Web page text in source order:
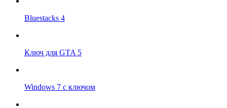
Bluestacks 4
Ключ для GTA 5
Windows 7 с ключом